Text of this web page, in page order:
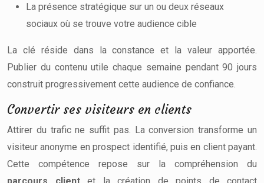
La présence stratégique sur un ou deux réseaux
sociaux où se trouve votre audience cible
La clé réside dans la constance et la valeur apportée.
Publier du contenu utile chaque semaine pendant 90 jours
construit progressivement cette audience de confiance.
Convertir ses visiteurs en clients
Attirer du trafic ne suffit pas. La conversion transforme un
visiteur anonyme en prospect identifié, puis en client payant.
Cette compétence repose sur la compréhension du
parcours clientet la création de points de contact